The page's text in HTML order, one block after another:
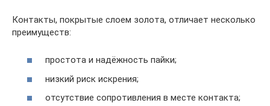
Контакты, покрытые слоем золота, отличает несколько
преимуществ:
простота и надёжность пайки;
низкий риск искрения;
отсутствие сопротивления в месте контакта;